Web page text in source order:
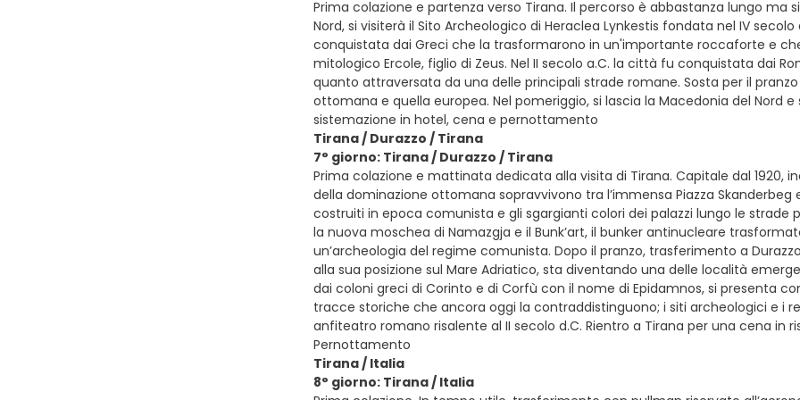
Prima colazione e partenza verso Tirana. Il percorso è abbastanza lungo
Nord, si visiterà il Sito Archeologico di Heraclea Lynkestis fondata nel IV
conquistata dai Greci che la trasformarono in un'importante roccaforte e
mitologico Ercole, figlio di Zeus. Nel II secolo a.C. la città fu conquistata dai
quanto attraversata da una delle principali strade romane. Sosta per il
ottomana e quella europea. Nel pomeriggio, si lascia la Macedonia del Nord
sistemazione in hotel, cena e pernottamento
Tirana / Durazzo / Tirana
7° giorno: Tirana / Durazzo / Tirana
Prima colazione e mattinata dedicata alla visita di Tirana. Capitale dal
della dominazione ottomana sopravvivono tra l’immensa Piazza
costruiti in epoca comunista e gli sgargianti colori dei palazzi lungo le strade
la nuova moschea di Namazgja e il Bunk’art, il bunker antinucleare
un’archeologia del regime comunista. Dopo il pranzo, trasferimento a
alla sua posizione sul Mare Adriatico, sta diventando una delle località
dai coloni greci di Corinto e di Corfù con il nome di Epidamnos, si presenta
tracce storiche che ancora oggi la contraddistinguono; i siti archeologici e i
anfiteatro romano risalente al II secolo d.C. Rientro a Tirana per una cena
Pernottamento
Tirana / Italia
8° giorno: Tirana / Italia